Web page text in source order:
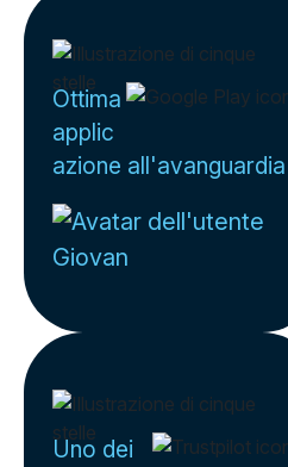
Ottima
applic
azione all'avanguardia
Giovan
Uno dei